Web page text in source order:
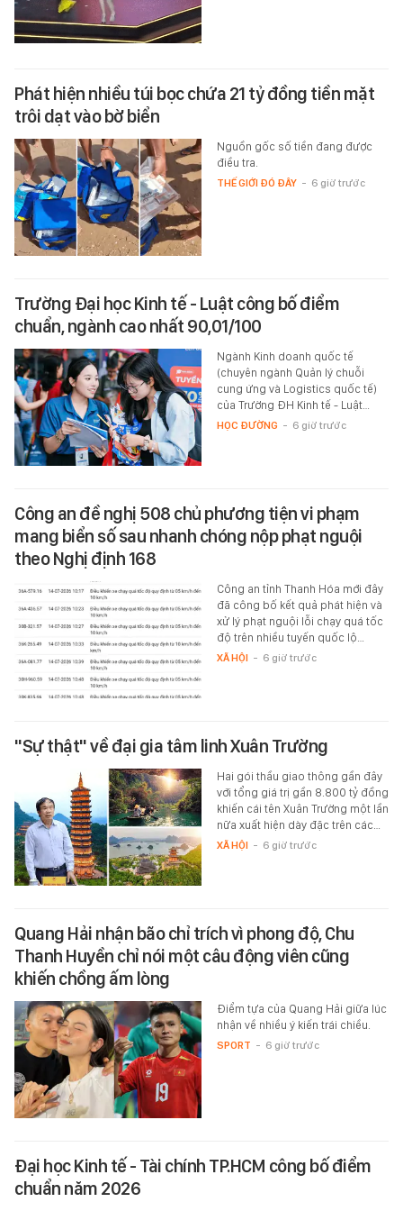
Phát hiện nhiều túi bọc chứa 21 tỷ đồng tiền mặt
trôi dạt vào bờ biển
Nguồn gốc số tiền đang được
điều tra.
THẾ GIỚI ĐÓ ĐÂY - 6 giờ trước
Trường Đại học Kinh tế - Luật công bố điểm
chuẩn, ngành cao nhất 90,01/100
Ngành Kinh doanh quốc tế
(chuyên ngành Quản lý chuỗi
cung ứng và Logistics quốc tế)
của Trường ĐH Kinh tế - Luật…
HỌC ĐƯỜNG - 6 giờ trước
Công an đề nghị 508 chủ phương tiện vi phạm
mang biển số sau nhanh chóng nộp phạt nguội
theo Nghị định 168
Công an tỉnh Thanh Hóa mới đây
đã công bố kết quả phát hiện và
xử lý phạt nguội lỗi chạy quá tốc
độ trên nhiều tuyến quốc lộ…
XÃ HỘI - 6 giờ trước
"Sự thật" về đại gia tâm linh Xuân Trường
Hai gói thầu giao thông gần đây
với tổng giá trị gần 8.800 tỷ đồng
khiến cái tên Xuân Trường một lần
nữa xuất hiện dày đặc trên các…
XÃ HỘI - 6 giờ trước
Quang Hải nhận bão chỉ trích vì phong độ, Chu
Thanh Huyền chỉ nói một câu động viên cũng
khiến chồng ấm lòng
Điểm tựa của Quang Hải giữa lúc
nhận về nhiều ý kiến trái chiều.
SPORT - 6 giờ trước
Đại học Kinh tế - Tài chính TP.HCM công bố điểm
chuẩn năm 2026